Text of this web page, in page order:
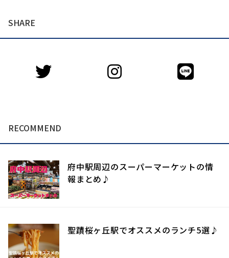
SHARE
RECOMMEND
府中駅周辺のスーパーマーケットの情
報まとめ♪
聖蹟桜ヶ丘駅でオススメのランチ5選♪